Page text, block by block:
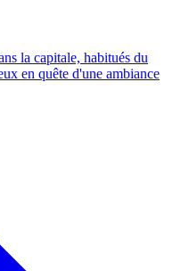
la capitale, habitués du
en quête d'une ambiance